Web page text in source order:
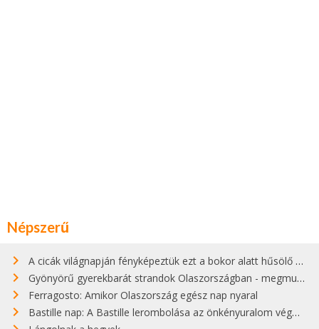
Népszerű
A cicák világnapján fényképeztük ezt a bokor alatt hűsölő cicát Kisorosziban
Gyönyörű gyerekbarát strandok Olaszországban - megmutatjuk a 15 legjobbat
Ferragosto: Amikor Olaszország egész nap nyaral
Bastille nap: A Bastille lerombolása az önkényuralom végét jelentette